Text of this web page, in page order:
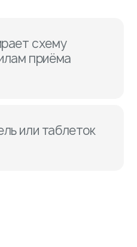
схему
приёма
или таблеток